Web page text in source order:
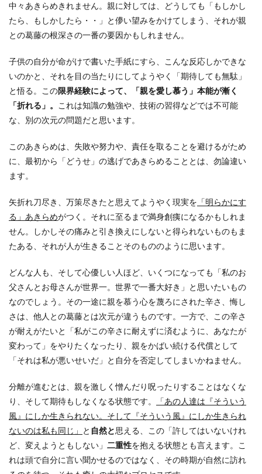
中々あきらめきれません。親に対しては、どうしても「もしかし
たら、もしかしたら・・」と儚い望みをかけてしまう、それが親
との葛藤の根深さの一番の要因かもしれません。
子供の自分が命がけで書いた手紙にすら、こんな反応しかできな
いのかと、それを目の当たりにしてようやく「期待しても無駄」
と悟る。この限界経験によって、「親を愛し慕う」本能が漸く
「折れる」。
これは知識の勉強や、技術の習得などでは不可能
な、別の次元の問題だと思います。
このあきらめは、失敗や努力や、責任を取ることを避けるがため
に、最初から「どうせ」の逃げであきらめることとは、勿論違い
ます。
矢折れ刀尽き、万策尽きたと思えてようやく現実を 「明らかにす
る」あきらめがつく。それに至るまで満身創痍になるかもしれま
せん。しかしその痛みと引き換えにしないと得られないものもま
たある、それが人が生きることそのもののように思います。
どんな人も、そして心優しい人ほど、いくつになっても「私のお
父さんとお母さんが世界一。世界で一番大好き」と思いたいもの
なのでしょう。その一途に親を慕う心を蔑ろにされた辛さ、悔し
さは、他人との葛藤とは次元が違うものです。一方で、この辛さ
が耐えがたいと「私がこの辛さに耐えずに済むように、あなたが
変わって」をやりたくなったり、親をかばい続ける代償として
「それは私が悪いせいだ」と自分を否定してしまいかねません。
分離が進むとは、親を激しく憎んだり呪ったりすることはなくな
り、そして期待もしなくなる状態です。
「あの人達は『そういう
風』にしか生きられない。そして『そういう風』にしか生きられ
ないのは私も同じ」 と 自然と思える、この「許してはいないけれ
ど、変えようともしない」 二重性を抱える状態とも言えます。こ
れは頭で自分に言い聞かせるのではなく、その時期が自然に訪れ